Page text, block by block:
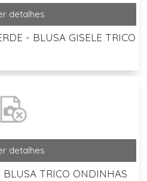
- BLUSA GISELE TRICO
BLUSA TRICO ONDINHAS